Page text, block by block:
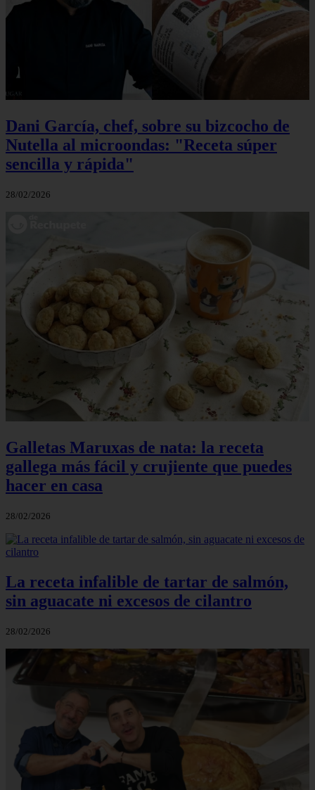
Dani García, chef, sobre su bizcocho de
Nutella al microondas: "Receta súper
sencilla y rápida"
28/02/2026
Galletas Maruxas de nata: la receta
gallega más fácil y crujiente que puedes
hacer en casa
28/02/2026
La receta infalible de tartar de salmón,
sin aguacate ni excesos de cilantro
28/02/2026